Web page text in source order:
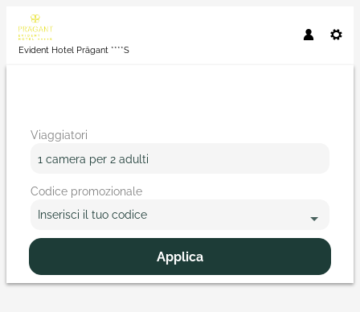
Viaggiatori
1 camera per 2 adulti
Codice promozionale
Inserisci il tuo codice
Applica
Evident Hotel Prägant ****S